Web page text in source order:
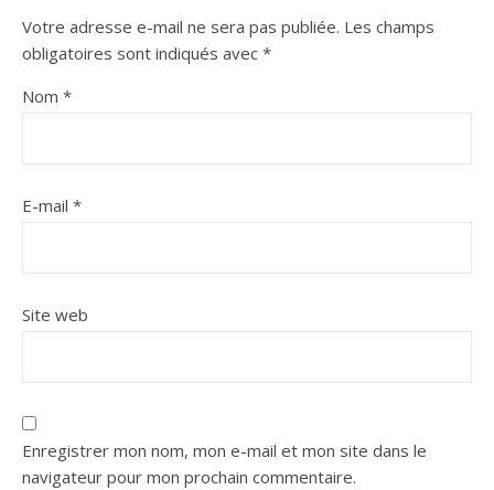
Votre adresse e-mail ne sera pas publiée. Les champs
obligatoires sont indiqués avec *
Nom *
E-mail *
Site web
Enregistrer mon nom, mon e-mail et mon site dans le
navigateur pour mon prochain commentaire.